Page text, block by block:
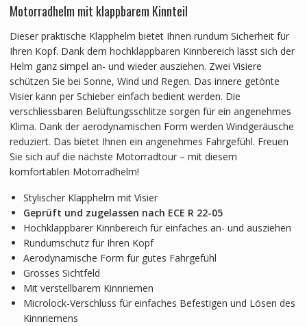
Motorradhelm mit klappbarem Kinnteil
Dieser praktische Klapphelm bietet Ihnen rundum Sicherheit für
Ihren Kopf. Dank dem hochklappbaren Kinnbereich lässt sich der
Helm ganz simpel an- und wieder ausziehen. Zwei Visiere
schützen Sie bei Sonne, Wind und Regen. Das innere getönte
Visier kann per Schieber einfach bedient werden. Die
verschliessbaren Belüftungsschlitze sorgen für ein angenehmes
Klima. Dank der aerodynamischen Form werden Windgeräusche
reduziert. Das bietet Ihnen ein angenehmes Fahrgefühl. Freuen
Sie sich auf die nächste Motorradtour – mit diesem
komfortablen Motorradhelm!
Stylischer Klapphelm mit Visier
Geprüft und zugelassen nach ECE R 22-05
Hochklappbarer Kinnbereich für einfaches an- und ausziehen
Rundumschutz für Ihren Kopf
Aerodynamische Form für gutes Fahrgefühl
Grosses Sichtfeld
Mit verstellbarem Kinnriemen
Microlock-Verschluss für einfaches Befestigen und Lösen des
Kinnriemens